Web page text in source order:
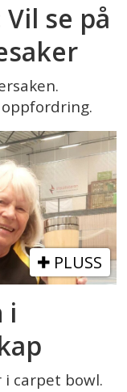
se på
PLUSS
i
carpet bowl.